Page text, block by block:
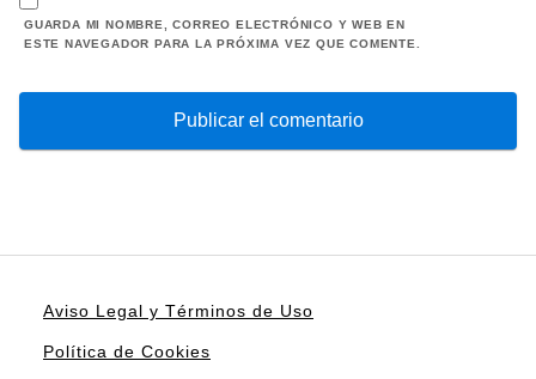
GUARDA MI NOMBRE, CORREO ELECTRÓNICO Y WEB EN
ESTE NAVEGADOR PARA LA PRÓXIMA VEZ QUE COMENTE.
Aviso Legal y Términos de Uso
Política de Cookies